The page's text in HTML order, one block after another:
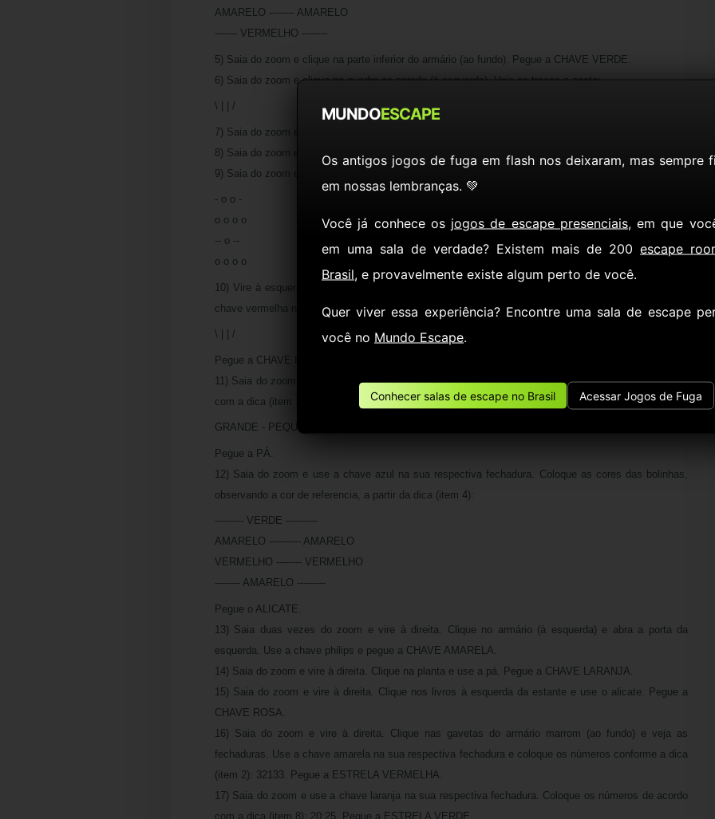
MUNDOESCAPE
Os antigos jogos de fuga em flash nos deixaram, mas sempre
em nossas lembranças. 💚
Você já conhece os jogos de escape presenciais, em que
em uma sala de verdade? Existem mais de 200 escape
Brasil, e provavelmente existe algum perto de você.
Quer viver essa experiência? Encontre uma sala de escape
você no Mundo Escape.
Conhecer salas de escape no Brasil Acessar Jogos de Fuga
AMARELO -------- AMARELO
------- VERMELHO --------
5) Saia do zoom e clique na parte inferior do armário (ao fundo). Pegue a CHAVE VERDE.
6) Saia do zoom e clique no quadro na parede (à esquerda). Veja os traços e anote:
\ | | /
7) Saia do zoom e vire à direita. Clique no alto da lâmpada e pegue a CHAVE AZUL.
8) Saia do zoom e clique no relógio na parede (à esquerda). Anote: 20:25.
9) Saia do zoom e veja a parede. Anote:
- o o -
o o o o
-- o --
o o o o
10) Vire à esquerda e clique nas gavetas do armário marrom (ao fundo). Veja as fechaduras e use a
chave vermelha na sua respectiva fechadura. Coloque os traços conforme a dica (item 6):
\ | | /
Pegue a CHAVE PHILIPS.
11) Saia do zoom e use a chave verde na sua respectiva fechadura. Coloque os tamanhos de acordo
com a dica (item 1):
GRANDE - PEQUENO - PEQUENO - GRANDE - MÉDIO
Pegue a PÁ.
12) Saia do zoom e use a chave azul na sua respectiva fechadura. Coloque as cores das bolinhas,
observando a cor de referencia, a partir da dica (item 4):
--------- VERDE ----------
AMARELO ---------- AMARELO
VERMELHO -------- VERMELHO
-------- AMARELO ---------
Pegue o ALICATE.
13) Saia duas vezes do zoom e vire à direita. Clique no armário (à esquerda) e abra a porta da
esquerda. Use a chave philips e pegue a CHAVE AMARELA.
14) Saia do zoom e vire à direita. Clique na planta e use a pá. Pegue a CHAVE LARANJA.
15) Saia do zoom e vire à direita. Clique nos livros à esquerda da estante e use o alicate. Pegue a
CHAVE ROSA.
16) Saia do zoom e vire à direita. Clique nas gavetas do armário marrom (ao fundo) e veja as
fechaduras. Use a chave amarela na sua respectiva fechadura e coloque os números conforme a dica
(item 2): 32133. Pegue a ESTRELA VERMELHA.
17) Saia do zoom e use a chave laranja na sua respectiva fechadura. Coloque os números de acordo
com a dica (item 8): 20:25. Pegue a ESTRELA VERDE.